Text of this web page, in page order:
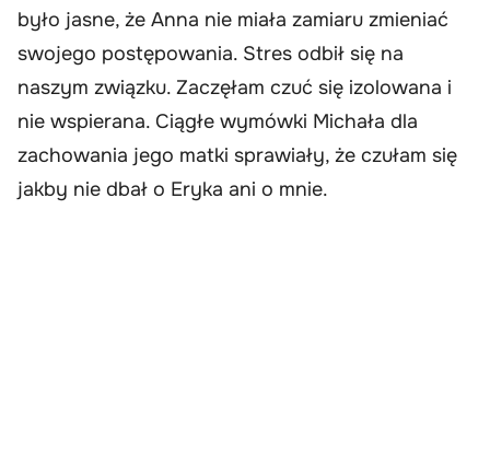
było jasne, że Anna nie miała zamiaru zmieniać
swojego postępowania. Stres odbił się na
naszym związku. Zaczęłam czuć się izolowana i
nie wspierana. Ciągłe wymówki Michała dla
zachowania jego matki sprawiały, że czułam się
jakby nie dbał o Eryka ani o mnie.